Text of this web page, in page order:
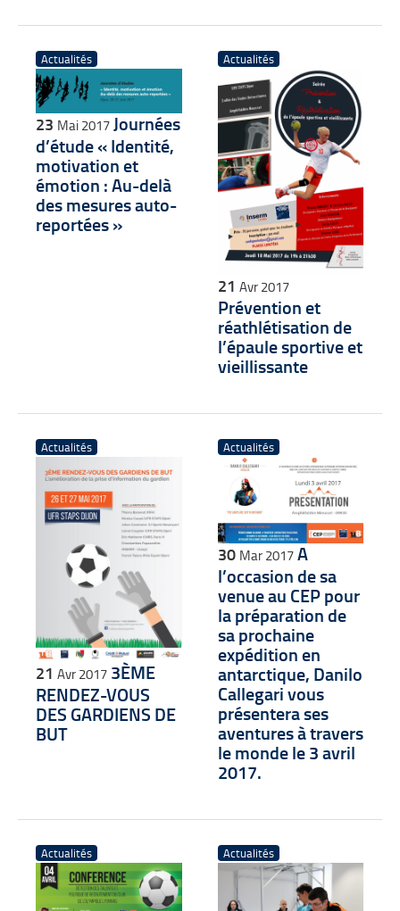
Actualités
23 Mai 2017Journées
d’étude « Identité,
motivation et
émotion : Au-delà
des mesures auto-
reportées »
Actualités
21 Avr 2017
Prévention et
réathlétisation de
l’épaule sportive et
vieillissante
Actualités
21 Avr 2017 3ÈME
RENDEZ-VOUS
DES GARDIENS DE
BUT
Actualités
30 Mar 2017 A
l’occasion de sa
venue au CEP pour
la préparation de
sa prochaine
expédition en
antarctique, Danilo
Callegari vous
présentera ses
aventures à travers
le monde le 3 avril
2017.
Actualités Actualités